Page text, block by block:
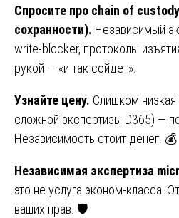
Спросите про chain of
сохранности). Независимый
write-blocker, протоколы
рукой — «и так сойдет».
Узнайте цену. Слишком
сложной экспертизы D365) —
Независимость стоит денег. 💰
Независимая экспертиза
это не услуга эконом-класса.
ваших прав. 🛡️